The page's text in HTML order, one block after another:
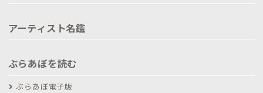
アーティスト名鑑
ぶらあぼを読む
ぶらあぼ電子版